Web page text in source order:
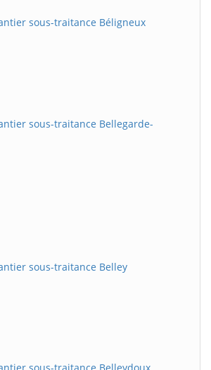
sous-traitance Béligneux
sous-traitance Bellegarde-
sous-traitance Belley